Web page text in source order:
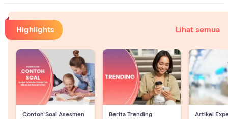
Highlights Lihat semua
Contoh Soal Asesmen
Berita Trending
Artikel